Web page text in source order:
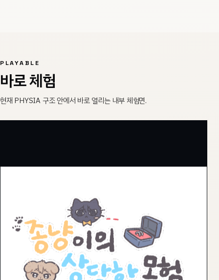
PLAYABLE
바로 체험
현재 PHYSIA 구조 안에서 바로 열리는 내부 체험면.